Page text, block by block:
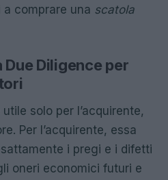
a comprare una scatola
Due Diligence per
solo per l’acquirente,
Per l’acquirente, essa
i pregi e i difetti
oneri economici futuri e